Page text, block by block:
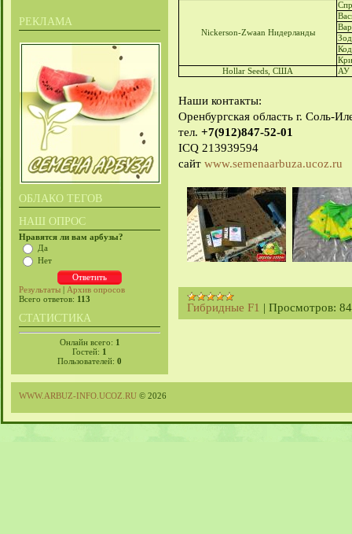
РЕКЛАМА
ОБЛАКО ТЕГОВ
НАШ ОПРОС
Нравятся ли вам арбузы?
Да
Нет
Результаты | Архив опросов
Всего ответов: 113
СТАТИСТИКА
Онлайн всего: 1
Гостей: 1
Пользователей: 0
Nickerson-Zwaan Нидерланды
Hollar Seeds, США
АУ
Наши контакты:
Оренбургская область г. Соль-
тел. +7(912)847-52-01
ICQ 213939594
сайт www.semenaarbuza.ucoz.ru
Гибридные F1 | Просмотров:
WWW.ARBUZ-INFO.UCOZ.RU © 2026